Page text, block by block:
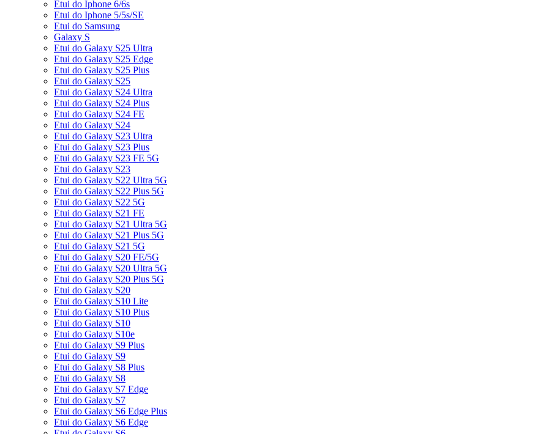
Etui do Iphone 6/6s
Etui do Iphone 5/5s/SE
Etui do Samsung
Galaxy S
Etui do Galaxy S25 Ultra
Etui do Galaxy S25 Edge
Etui do Galaxy S25 Plus
Etui do Galaxy S25
Etui do Galaxy S24 Ultra
Etui do Galaxy S24 Plus
Etui do Galaxy S24 FE
Etui do Galaxy S24
Etui do Galaxy S23 Ultra
Etui do Galaxy S23 Plus
Etui do Galaxy S23 FE 5G
Etui do Galaxy S23
Etui do Galaxy S22 Ultra 5G
Etui do Galaxy S22 Plus 5G
Etui do Galaxy S22 5G
Etui do Galaxy S21 FE
Etui do Galaxy S21 Ultra 5G
Etui do Galaxy S21 Plus 5G
Etui do Galaxy S21 5G
Etui do Galaxy S20 FE/5G
Etui do Galaxy S20 Ultra 5G
Etui do Galaxy S20 Plus 5G
Etui do Galaxy S20
Etui do Galaxy S10 Lite
Etui do Galaxy S10 Plus
Etui do Galaxy S10
Etui do Galaxy S10e
Etui do Galaxy S9 Plus
Etui do Galaxy S9
Etui do Galaxy S8 Plus
Etui do Galaxy S8
Etui do Galaxy S7 Edge
Etui do Galaxy S7
Etui do Galaxy S6 Edge Plus
Etui do Galaxy S6 Edge